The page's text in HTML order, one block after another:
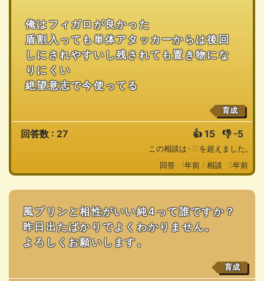
俺はフィガロが良かった
盾割入っても単体アタッカーからは後回
しにされやすいし残されても置き物にな
りにくい
絶望意志で今使ってる
育成
回答数 : 27 👍 15 👎 -5
この相談は+10を超えました。
回答 : 1年前 / 相談 : 5年前
風プリンと相性がいい純4って誰ですか？
昨日出たばかりでよくわかりません。
よろしくお願いします。
育成